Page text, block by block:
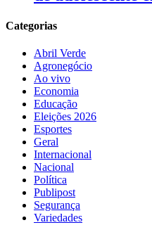
Categorias
Abril Verde
Agronegócio
Ao vivo
Economia
Educação
Eleições 2026
Esportes
Geral
Internacional
Nacional
Política
Publipost
Segurança
Variedades